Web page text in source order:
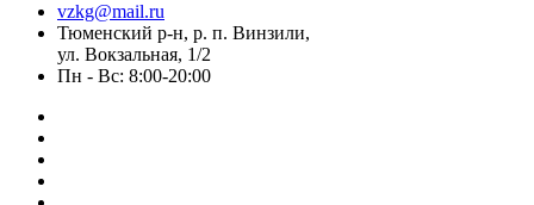
vzkg@mail.ru
Тюменский р-н, р. п. Винзили,
ул. Вокзальная, 1/2
Пн - Вс: 8:00-20:00